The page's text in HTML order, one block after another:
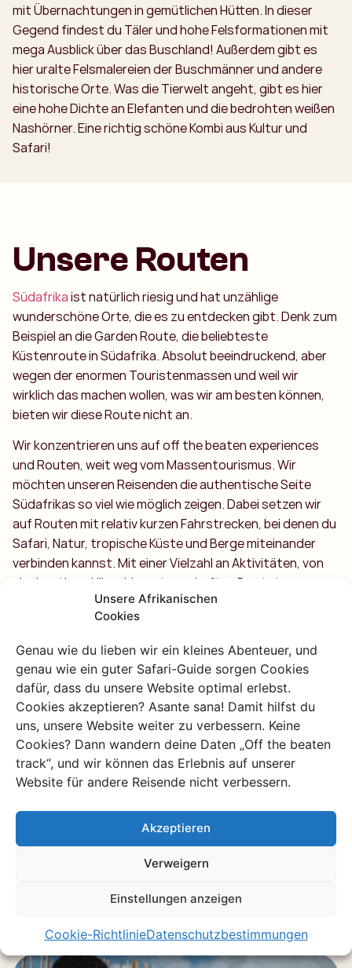
Unsere Afrikanischen
Cookies
Genau wie du lieben wir ein kleines Abenteuer, und
genau wie ein guter Safari-Guide sorgen Cookies
dafür, dass du unsere Website optimal erlebst.
Cookies akzeptieren? Asante sana! Damit hilfst du
uns, unsere Website weiter zu verbessern. Keine
Cookies? Dann wandern deine Daten „Off the beaten
track“, und wir können das Erlebnis auf unserer
Website für andere Reisende nicht verbessern.
Akzeptieren
Verweigern
Einstellungen anzeigen
Cookie-RichtlinieDatenschutzbestimmungen
mit Übernachtungen in gemütlichen Hütten. In dieser
Gegend findest du Täler und hohe Felsformationen mit
mega Ausblick über das Buschland! Außerdem gibt es
hier uralte Felsmalereien der Buschmänner und andere
historische Orte. Was die Tierwelt angeht, gibt es hier
eine hohe Dichte an Elefanten und die bedrohten weißen
Nashörner. Eine richtig schöne Kombi aus Kultur und
Safari!
Unsere Routen
Südafrikaist natürlich riesig und hat unzählige
wunderschöne Orte, die es zu entdecken gibt. Denk zum
Beispiel an die Garden Route, die beliebteste
Küstenroute in Südafrika. Absolut beeindruckend, aber
wegen der enormen Touristenmassen und weil wir
wirklich das machen wollen, was wir am besten können,
bieten wir diese Route nicht an.
Wir konzentrieren uns auf off the beaten experiences
und Routen, weit weg vom Massentourismus. Wir
möchten unseren Reisenden die authentische Seite
Südafrikas so viel wie möglich zeigen. Dabei setzen wir
auf Routen mit relativ kurzen Fahrstrecken, bei denen du
Safari, Natur, tropische Küste und Berge miteinander
verbinden kannst. Mit einer Vielzahl an Aktivitäten, von
einzigartigen Hikes bis zu traumhaften Bootstouren,
von Tauchen bis Ziplining und Reiten, und als
Sahnehäubchen auch noch Kultur! Deshalb haben wir uns
auf zwei Regionen fokussiert: das wirklich unentdeckte
Western Cape und die Eastern Loop. So kannst du die
Schönheit Südafrikas in vollen Zügen genießen.
Entdecke mehr in
Südafrika
Stöbere durch unsere einzigartigen Erlebnisse
Alle Erlebnisse ansehen